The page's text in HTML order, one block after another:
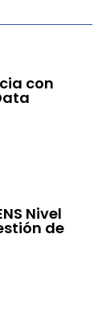
con
Nivel
de